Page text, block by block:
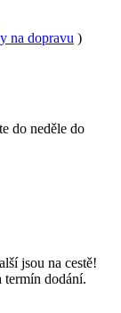
na dopravu )
do neděle do
jsou na cestě!
termín dodání.